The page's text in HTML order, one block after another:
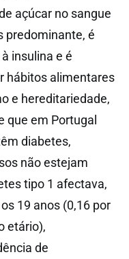
açúcar no sangue
predominante, é
insulina e é
hábitos alimentares
e hereditariedade,
que em Portugal
diabetes,
não estejam
tipo 1 afectava,
19 anos (0,16 por
etário),
de